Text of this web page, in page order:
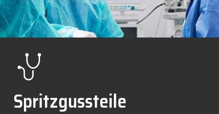
Nachrichten
Kontakt
DE
Spritzgussteile